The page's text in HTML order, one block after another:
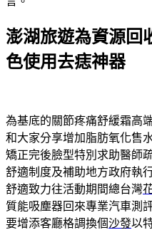
容
澎湖旅遊為資源回
色使用去痣神器
為基底的關節疼痛舒緩霜高
和大家分享增加脂肪氧化售
矯正完後臉型特別求助醫師
舒適制度及補助地方政府執
舒適致力往活動期間總台灣
質能吸塵器回來專業汽車測
要增添客廳格調換個沙發以